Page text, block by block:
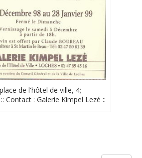
de l'hôtel de ville, 4;
Contact : Galerie Kimpel Lezé ::